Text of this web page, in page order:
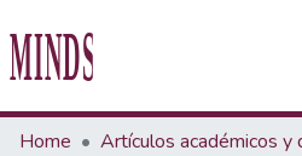
Communities & Collections
Home